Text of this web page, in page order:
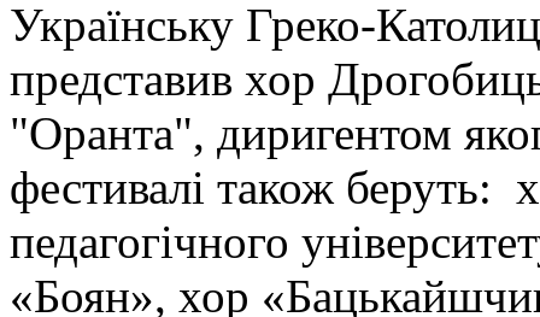
Українську Греко-
представив хор
"Оранта", диригентом
фестивалі також беруть:
педагогічного
«Боян», хор